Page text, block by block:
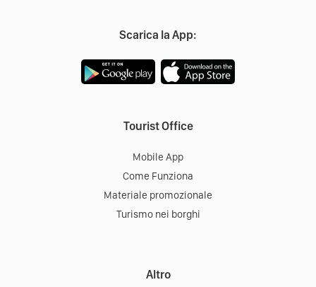
Scarica la App:
Tourist Office
Mobile App
Come Funziona
Materiale promozionale
Turismo nei borghi
Altro